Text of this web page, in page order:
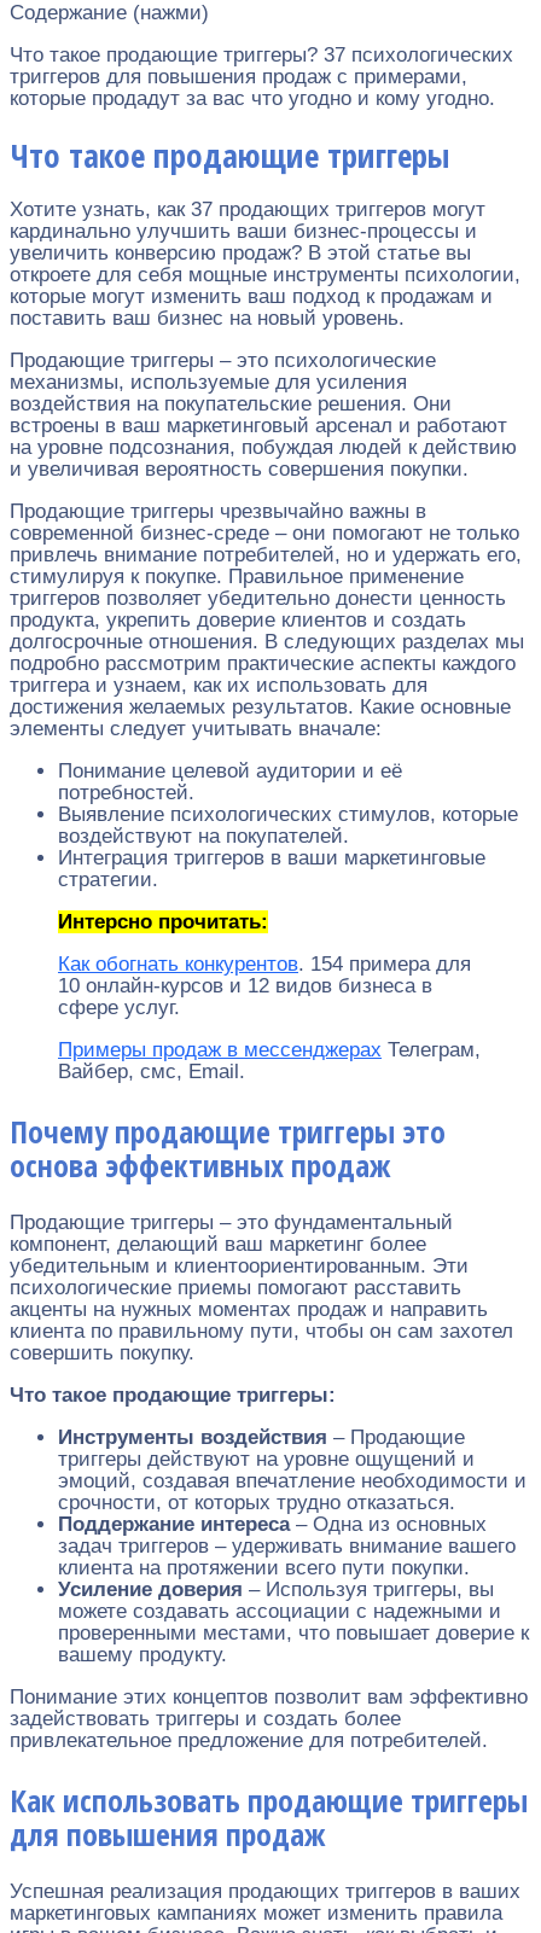
Содержание (нажми)
Что такое продающие триггеры? 37 психологических
триггеров для повышения продаж с примерами,
которые продадут за вас что угодно и кому угодно.
Что такое продающие триггеры
Хотите узнать, как 37 продающих триггеров могут
кардинально улучшить ваши бизнес-процессы и
увеличить конверсию продаж? В этой статье вы
откроете для себя мощные инструменты психологии,
которые могут изменить ваш подход к продажам и
поставить ваш бизнес на новый уровень.
Продающие триггеры – это психологические
механизмы, используемые для усиления
воздействия на покупательские решения. Они
встроены в ваш маркетинговый арсенал и работают
на уровне подсознания, побуждая людей к действию
и увеличивая вероятность совершения покупки.
Продающие триггеры чрезвычайно важны в
современной бизнес-среде – они помогают не только
привлечь внимание потребителей, но и удержать его,
стимулируя к покупке. Правильное применение
триггеров позволяет убедительно донести ценность
продукта, укрепить доверие клиентов и создать
долгосрочные отношения. В следующих разделах мы
подробно рассмотрим практические аспекты каждого
триггера и узнаем, как их использовать для
достижения желаемых результатов. Какие основные
элементы следует учитывать вначале:
Понимание целевой аудитории и её
потребностей.
Выявление психологических стимулов, которые
воздействуют на покупателей.
Интеграция триггеров в ваши маркетинговые
стратегии.
Интерсно прочитать:
Как обогнать конкурентов. 154 примера для
10 онлайн-курсов и 12 видов бизнеса в
сфере услуг.
Примеры продаж в мессенджерах Телеграм,
Вайбер, смс, Email.
Почему продающие триггеры это
основа эффективных продаж
Продающие триггеры – это фундаментальный
компонент, делающий ваш маркетинг более
убедительным и клиентоориентированным. Эти
психологические приемы помогают расставить
акценты на нужных моментах продаж и направить
клиента по правильному пути, чтобы он сам захотел
совершить покупку.
Что такое продающие триггеры:
Инструменты воздействия – Продающие
триггеры действуют на уровне ощущений и
эмоций, создавая впечатление необходимости и
срочности, от которых трудно отказаться.
Поддержание интереса– Одна из основных
задач триггеров – удерживать внимание вашего
клиента на протяжении всего пути покупки.
Усиление доверия – Используя триггеры, вы
можете создавать ассоциации с надежными и
проверенными местами, что повышает доверие к
вашему продукту.
Понимание этих концептов позволит вам эффективно
задействовать триггеры и создать более
привлекательное предложение для потребителей.
Как использовать продающие триггеры
для повышения продаж
Успешная реализация продающих триггеров в ваших
маркетинговых кампаниях может изменить правила